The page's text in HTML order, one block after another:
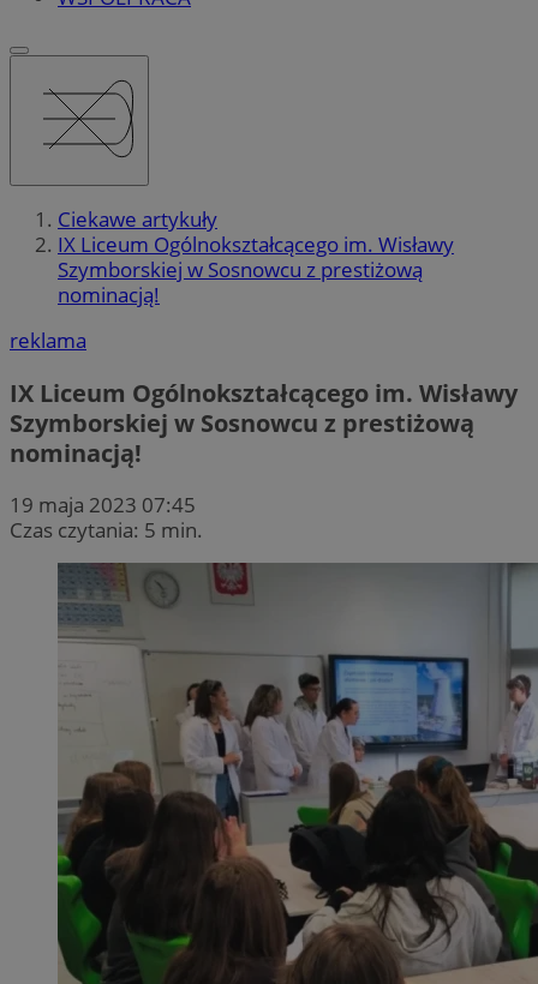
Ciekawe artykuły
IX Liceum Ogólnokształcącego im. Wisławy
Szymborskiej w Sosnowcu z prestiżową
nominacją!
reklama
IX Liceum Ogólnokształcącego im. Wisławy
Szymborskiej w Sosnowcu z prestiżową
nominacją!
19 maja 2023 07:45
Czas czytania: 5 min.